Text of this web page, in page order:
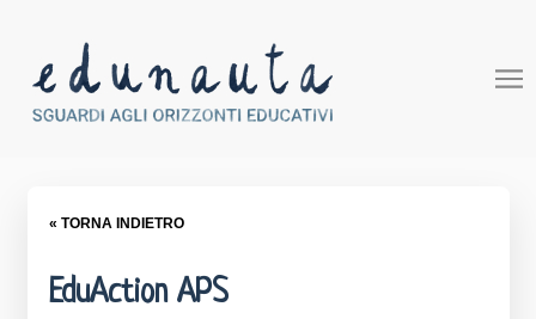
« TORNA INDIETRO
EduAction APS